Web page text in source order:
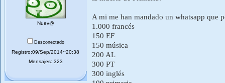
Nuev@
Desconectado
Registro:09/Sep/2014~20:38
Mensajes: 323
A mi me han mandado un whatsapp que
1.000 francés
150 EF
150 música
200 AL
300 PT
300 inglés